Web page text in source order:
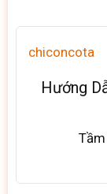
chiconcota
Hướng